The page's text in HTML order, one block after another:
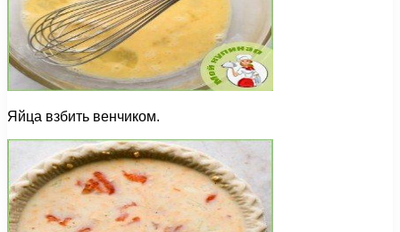
Яйца взбить венчиком.